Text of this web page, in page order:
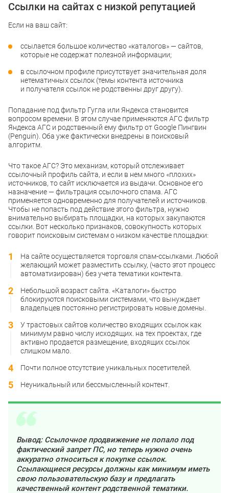
Ссылки на сайтах с низкой репутацией
Если на ваш сайт:
ссылается большое количество «каталогов» — сайтов,
которые не содержат полезной информации;
в ссылочном профиле присутствует значительная доля
нетематичных ссылок (темы контента источника
и получателя ссылок не родственны друг другу).
Попадание под фильтр Гугла или Яндекса становится
вопросом времени. В этом случае применяются АГС фильтр
Яндекса АГС и родственный ему фильтр от Google Пингвин
(Penguin). Оба уже фактически внедрены в поисковый
алгоритм.
Что такое АГС? Это механизм, который отслеживает
ссылочный профиль сайта, и если в нем много «плохих»
источников, то сайт исключается из выдачи. Основное его
назначение — фильтрация ссылочного спама. АГС
применяется одновременно для получателей и источников.
Чтобы не попасть под действие этого фильтра, нужно
внимательно выбирать площадки, на которых закупаются
ссылки. Вот несколько признаков, совокупность которых
говорит поисковым системам о низком качестве площадки:
На сайте осуществляется торговля спам-ссылками. Любой
желающий может разместить ссылку, (часто этот процесс
автоматизирован) без учета тематики контента.
Небольшой возраст сайта. «Каталоги» быстро
блокируются поисковыми системами, что вынуждает
владельцев постоянно регистрировать новые домены.
У трастовых сайтов количество входящих ссылок как
минимум равно числу исходящих. на тех проектах, где
активно продается размещение, входящих ссылок
слишком мало.
Почти полное отсутствие уникальных посетителей.
Неуникальный или бессмысленный контент.
Вывод: Ссылочное продвижение не попало под
фактический запрет ПС, но теперь нужно очень
аккуратно относиться к покупке ссылок.
Ссылающиеся ресурсы должны как минимум иметь
свою пользовательскую базу и предлагать
качественный контент родственной тематики.